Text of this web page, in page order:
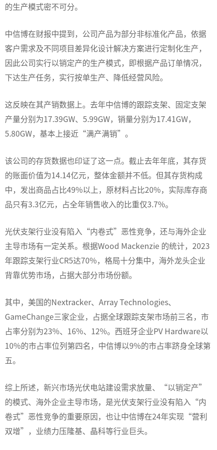
的生产模式密不可分。
中信博在财报中提到，公司产品为部分非标准化产品，依据
客户需求及不同项目差异化设计解决方案进行定制化生产，
因此公司实行以销定产的生产模式，即根据产品订单情况，
下达生产任务，实行按单生产、降低经营风险。
这反映在其产销数据上。去年中信博的跟踪支架、固定支架
产量分别为17.39GW、5.99GW，销量分别为17.41GW，
5.80GW，基本上接近“满产满销”。
该公司的存货数据也印证了这一点。截止去年年底，其存货
的账面价值为14.14亿元，整体金额并不低。但其存货构成
中，发出商品占比49%以上，原材料占比20%，实际库存商
品只有3.3亿元，占全年销售收入的比重仅3.7%。
光伏支架行业没有陷入“内卷式”恶性竞争，还与海外企业
主导市场有一定关系。根据Wood Mackenzie 的统计，2023
年跟踪支架行业CR5达70%，格局十分集中，海外龙头企业
背靠优势市场，占据大部分市场份额。
其中，美国的Nextracker、Array Technologies、
GameChange三家企业，占据全球跟踪支架市场前三名，市
占率分别为23%、16%、12%。西班牙企业PV Hardware以
10%的市占率位列第四名，中信博以9%的市占率跻身全球第
五。
综上所述，新兴市场光伏电站建设需求放量、“以销定产”
的模式、海外企业主导市场，是光伏支架行业没有陷入“内
卷式”恶性竞争的重要原因，也让中信博在24年实现“营利
双增”，业绩力压隆基、晶科等行业巨头。